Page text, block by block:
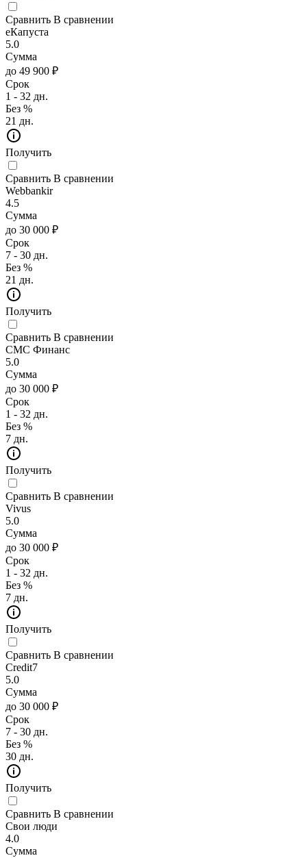
Сравнить В сравнении
еКапуста
5.0
Сумма
до 49 900 ₽
Срок
1 - 32 дн.
Без %
21 дн.
Получить
Сравнить В сравнении
Webbankir
4.5
Сумма
до 30 000 ₽
Срок
7 - 30 дн.
Без %
21 дн.
Получить
Сравнить В сравнении
СМС Финанс
5.0
Сумма
до 30 000 ₽
Срок
1 - 32 дн.
Без %
7 дн.
Получить
Сравнить В сравнении
Vivus
5.0
Сумма
до 30 000 ₽
Срок
1 - 32 дн.
Без %
7 дн.
Получить
Сравнить В сравнении
Credit7
5.0
Сумма
до 30 000 ₽
Срок
7 - 30 дн.
Без %
30 дн.
Получить
Сравнить В сравнении
Свои люди
4.0
Сумма